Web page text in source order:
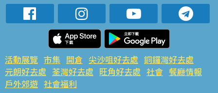
活動展覽 市集 開倉 尖沙咀好去處 銅鑼灣好去處
元朗好去處 荃灣好去處 旺角好去處 社會 餐廳情報
戶外郊遊 社會福利